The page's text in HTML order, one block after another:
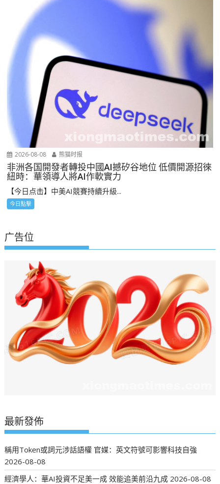
2026-08-08 熊猫时报
非洲各国開發者轉投中國AI撼矽谷地位 低價開源招徠
紐時：華領導人將AI作軟實力
【今日点击】中美AI競賽持續升級...
今日點擊
广告位
最新發佈
稱用Token或詞元涉話語權 官媒：英文符號可影響科技自強
2026-08-08
經濟學人：華AI投資不足美一成 效能追美前沿九成 2026-08-08